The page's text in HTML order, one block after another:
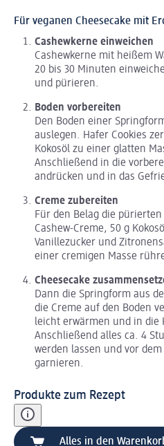
Für veganen Cheesecake mit
Cashewkerne einweichen
Cashewkerne mit heißem
20 bis 30 Minuten
und pürieren.
Boden vorbereiten
Den Boden einer
auslegen. Hafer Cookies
Kokosöl zu einer glatten
Anschließend in die
andrücken und in das
Creme zubereiten
Für den Belag die
Cashew-Creme, 50 g
Vanillezucker und
einer cremigen Masse
Cheesecake
Dann die Springform aus
die Creme auf den Boden
leicht erwärmen und in die
Anschließend alles ca. 4
werden lassen und vor
garnieren.
Produkte zum Rezept
Alles in den